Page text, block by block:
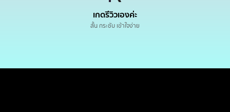
เกดรีวิวเองค่ะ
สั้น กระชับ เข้าใจง่าย